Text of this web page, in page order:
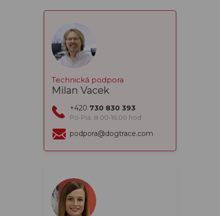
Technická podpora
Milan Vacek
+420 730 830 393
Po-Pia: 8:00-16:00 hod
podpora@dogtrace.com